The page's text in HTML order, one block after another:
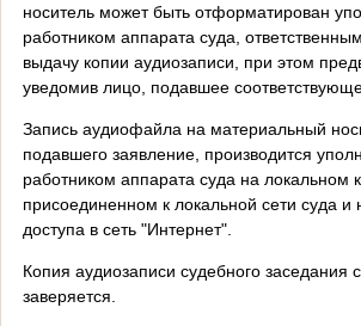
носитель может быть отформатирован
работником аппарата суда,
выдачу копии аудиозаписи, при этом
уведомив лицо, подавшее
Запись аудиофайла на материальный
подавшего заявление, производится
работником аппарата суда на локальном
присоединенном к локальной сети суда
доступа в сеть "Интернет".
Копия аудиозаписи судебного заседания
заверяется.